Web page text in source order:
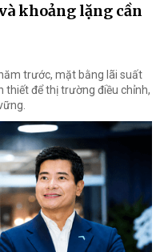
khoảng lặng cần
trước, mặt bằng lãi suất
thiết để thị trường điều chỉnh,